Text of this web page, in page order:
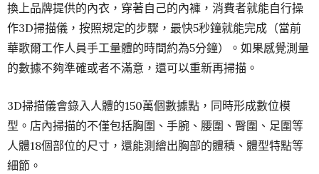
換上品牌提供的內衣，穿著自己的內褲，消費者就能自行操
作3D掃描儀，按照規定的步驟，最快5秒鐘就能完成（當前
華歌爾工作人員手工量體的時間約為5分鐘）。如果感覺測量
的數據不夠準確或者不滿意，還可以重新再掃描。
3D掃描儀會錄入人體的150萬個數據點，同時形成數位模
型。店內掃描的不僅包括胸圍、手腕、腰圍、臀圍、足圍等
人體18個部位的尺寸，還能測繪出胸部的體積、體型特點等
細節。